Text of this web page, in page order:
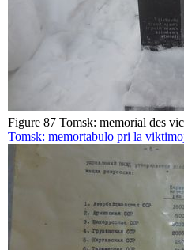
Figure 87 Tomsk: memorial des
Tomsk: memortabulo pri la